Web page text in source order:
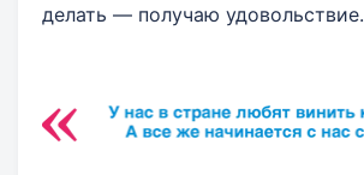
делать — получаю удовольствие.